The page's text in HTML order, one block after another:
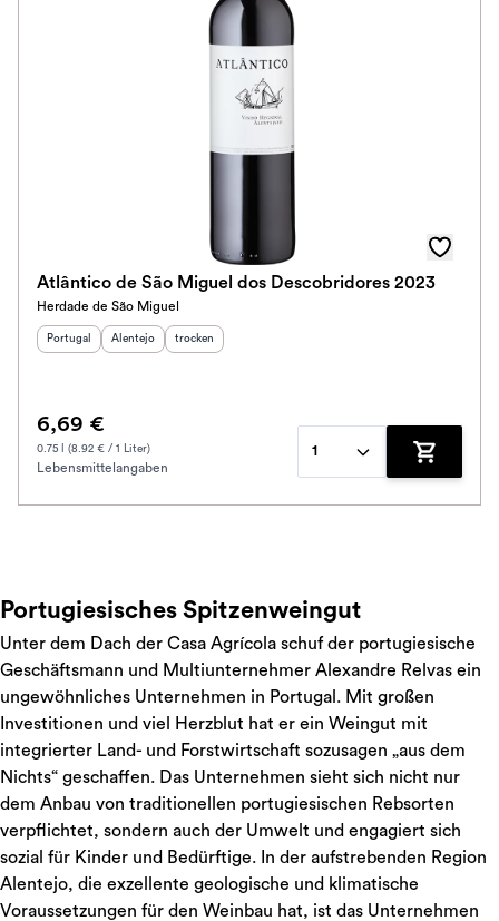
Atlântico de São Miguel dos Descobridores 2023
Herdade de São Miguel
Herkunftsland:
Portugal Herkunftsregion:
Alentejo Geschmack
trocken
6,69 €
0.75 l (8.92 € / 1 Liter)
Lebensmittelangaben
1
Zum
Portugiesisches Spitzenweingut
Unter dem Dach der Casa Agrícola schuf der portugiesische
Geschäftsmann und Multiunternehmer Alexandre Relvas ein
ungewöhnliches Unternehmen in Portugal. Mit großen
Investitionen und viel Herzblut hat er ein Weingut mit
integrierter Land- und Forstwirtschaft sozusagen „aus dem
Nichts“ geschaffen. Das Unternehmen sieht sich nicht nur
dem Anbau von traditionellen portugiesischen Rebsorten
verpflichtet, sondern auch der Umwelt und engagiert sich
sozial für Kinder und Bedürftige. In der aufstrebenden Region
Alentejo, die exzellente geologische und klimatische
Voraussetzungen für den Weinbau hat, ist das Unternehmen